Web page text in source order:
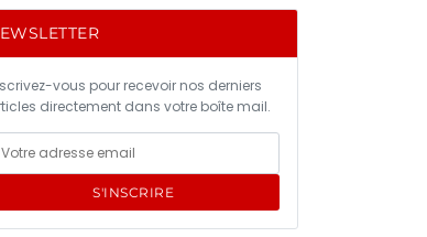
vous pour recevoir nos derniers
directement dans votre boîte mail.
S'INSCRIRE